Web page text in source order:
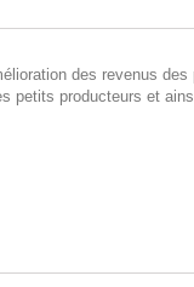
des revenus
producteurs et